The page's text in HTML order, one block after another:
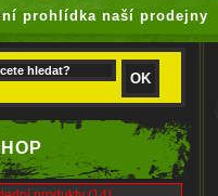
prohlídka naší prodejny